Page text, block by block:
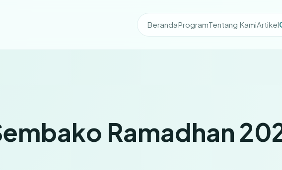
BerandaProgramTentang KamiArtikel
Ramadhan